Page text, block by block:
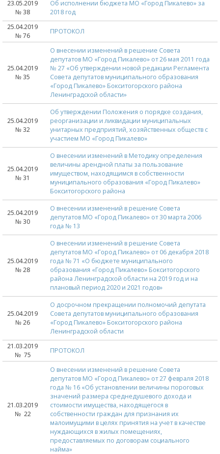
23.05.2019
№ 38
Об исполнении бюджета МО «Город Пикалево» за
2018 год
25.04.2019
№ 76
ПРОТОКОЛ
25.04.2019
№ 35
О внесении изменений в решение Совета
депутатов МО «Город Пикалево» от 26 мая 2011 года
№ 27 «Об утверждении новой редакции Регламента
Совета депутатов муниципального образования
«Город Пикалево» Бокситогорского района
Ленинградской области»
25.04.2019
№ 32
Об утверждении Положения о порядке создания,
реорганизации и ликвидации муниципальных
унитарных предприятий, хозяйственных обществ с
участием МО «Город Пикалево»
25.04.2019
№ 31
О внесении изменений в Методику определения
величины арендной платы за пользование
имуществом, находящимся в собственности
муниципального образования «Город Пикалево»
Бокситогорского района
25.04.2019
№ 30
О внесении изменений в решение Совета
депутатов МО «Город Пикалево» от 30 марта 2006
года № 13
25.04.2019
№ 28
О внесении изменений в решение Совета
депутатов МО «Город Пикалево» от 06 декабря 2018
года № 71 «О бюджете муниципального
образования «Город Пикалево» Бокситогорского
района Ленинградской области на 2019 год и на
плановый период 2020 и 2021 годов»
25.04.2019
№ 26
О досрочном прекращении полномочий депутата
Совета депутатов муниципального образования
«Город Пикалево» Бокситогорского района
Ленинградской области
21.03.2019
№ 75
ПРОТОКОЛ
21.03.2019
№ 22
О внесении изменений в решение Совета
депутатов МО «Город Пикалево» от 27 февраля 2018
года № 16 «Об установлении величины пороговых
значений размера среднедушевого дохода и
стоимости имущества, находящегося в
собственности граждан для признания их
малоимущими в целях принятия на учет в качестве
нуждающихся в жилых помещениях,
предоставляемых по договорам социального
найма»